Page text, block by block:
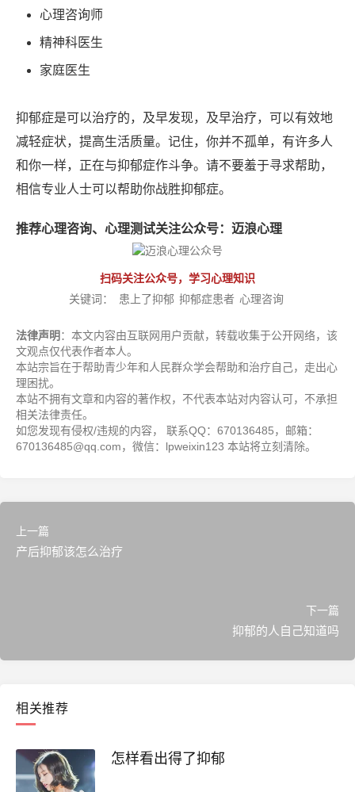
心理咨询师
精神科医生
家庭医生
抑郁症是可以治疗的，及早发现，及早治疗，可以有效地
减轻症状，提高生活质量。记住，你并不孤单，有许多人
和你一样，正在与抑郁症作斗争。请不要羞于寻求帮助，
相信专业人士可以帮助你战胜抑郁症。
推荐心理咨询、心理测试关注公众号： 迈浪心理
扫码关注公众号，学习心理知识
关键词：
患上了抑郁 抑郁症患者 心理咨询
法律声明：本文内容由互联网用户贡献，转载收集于公开网络，该
文观点仅代表作者本人。
本站宗旨在于帮助青少年和人民群众学会帮助和治疗自己，走出心
理困扰。
本站不拥有文章和内容的著作权，不代表本站对内容认可，不承担
相关法律责任。
如您发现有侵权/违规的内容， 联系QQ：670136485，邮箱：
670136485@qq.com，微信：lpweixin123 本站将立刻清除。
上一篇
产后抑郁该怎么治疗
下一篇
抑郁的人自己知道吗
相关推荐
怎样看出得了抑郁